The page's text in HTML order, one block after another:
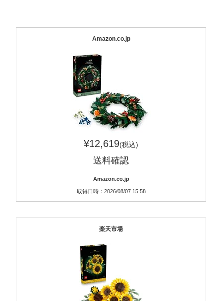
Amazon.co.jp
¥12,619(税込)
送料確認
Amazon.co.jp
取得日時：2026/08/07 15:58
楽天市場